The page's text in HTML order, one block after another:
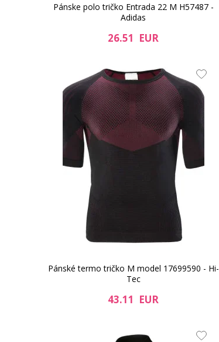
Pánske polo tričko Entrada 22 M H57487 -
Adidas
26.51 EUR
Pánské termo tričko M model 17699590 - Hi-
Tec
43.11 EUR